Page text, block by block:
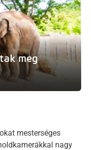
meg
mesterséges
nagy